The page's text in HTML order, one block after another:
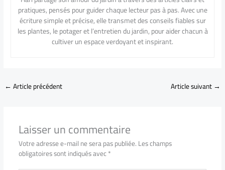
pratiques, pensés pour guider chaque lecteur pas à pas. Avec une
écriture simple et précise, elle transmet des conseils fiables sur
les plantes, le potager et l’entretien du jardin, pour aider chacun à
cultiver un espace verdoyant et inspirant.
←Article précédent Article suivant→
Laisser un commentaire
Votre adresse e-mail ne sera pas publiée.Les champs
obligatoires sont indiqués avec*